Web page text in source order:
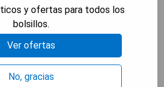
piscina infinita.
aire acondicionado.
24 horas.
y ofertas para todos los
bolsillos.
Ver ofertas
No, gracias